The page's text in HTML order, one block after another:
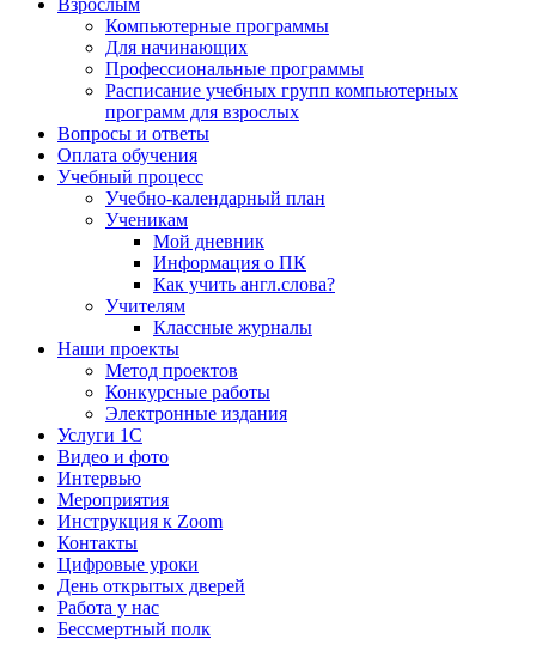
Компьютерные программы
Для начинающих
Профессиональные программы
Расписание учебных групп компьютерных
программ для взрослых
Вопросы и ответы
Оплата обучения
Учебный процесс
Учебно-календарный план
Ученикам
Мой дневник
Информация о ПК
Как учить англ.слова?
Учителям
Классные журналы
Наши проекты
Метод проектов
Конкурсные работы
Электронные издания
Услуги 1C
Видео и фото
Интервью
Мероприятия
Инструкция к Zoom
Контакты
Цифровые уроки
День открытых дверей
Работа у нас
Бессмертный полк